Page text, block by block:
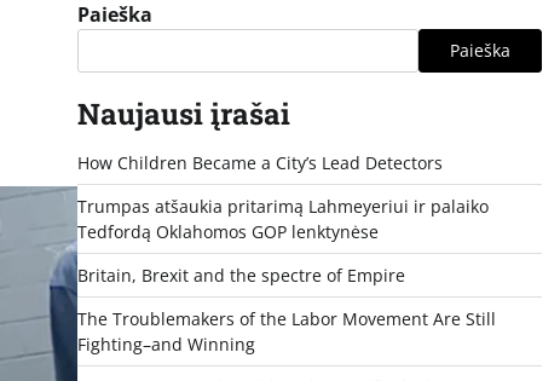
Paieška
Paieška
Naujausi įrašai
How Children Became a City’s Lead Detectors
Trumpas atšaukia pritarimą Lahmeyeriui ir palaiko
Tedfordą Oklahomos GOP lenktynėse
Britain, Brexit and the spectre of Empire
The Troublemakers of the Labor Movement Are Still
Fighting–and Winning